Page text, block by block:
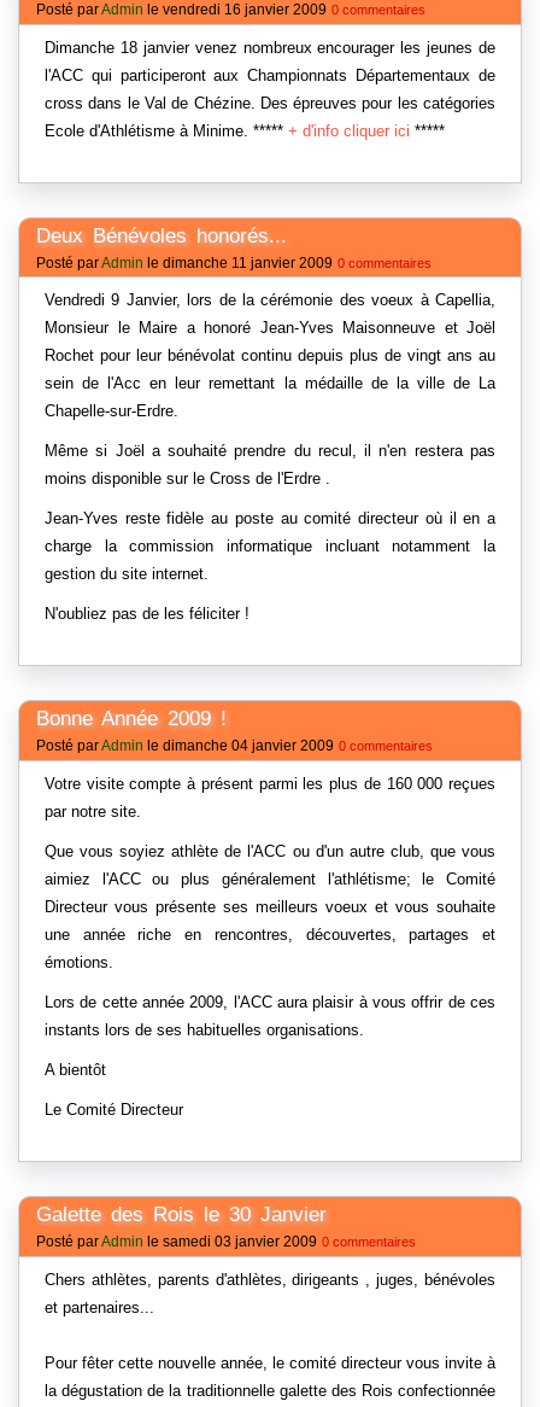
Posté parAdmin le vendredi 16 janvier 2009 0 commentaires
Dimanche 18 janvier venez nombreux encourager les jeunes de
l'ACC qui participeront aux Championnats Départementaux de
cross dans le Val de Chézine. Des épreuves pour les catégories
Ecole d'Athlétisme à Minime. ***** + d'info cliquer ici *****
Deux Bénévoles honorés...
Posté parAdmin le dimanche 11 janvier 2009 0 commentaires
Vendredi 9 Janvier, lors de la cérémonie des voeux à Capellia,
Monsieur le Maire a honoré Jean-Yves Maisonneuve et Joël
Rochet pour leur bénévolat continu depuis plus de vingt ans au
sein de l'Acc en leur remettant la médaille de la ville de La
Chapelle-sur-Erdre.
Même si Joël a souhaité prendre du recul, il n'en restera pas
moins disponible sur le Cross de l'Erdre .
Jean-Yves reste fidèle au poste au comité directeur où il en a
charge la commission informatique incluant notamment la
gestion du site internet.
N'oubliez pas de les féliciter !
Bonne Année 2009 !
Posté parAdmin le dimanche 04 janvier 2009 0 commentaires
Votre visite compte à présent parmi les plus de 160 000 reçues
par notre site.
Que vous soyiez athlète de l'ACC ou d'un autre club, que vous
aimiez l'ACC ou plus généralement l'athlétisme; le Comité
Directeur vous présente ses meilleurs voeux et vous souhaite
une année riche en rencontres, découvertes, partages et
émotions.
Lors de cette année 2009, l'ACC aura plaisir à vous offrir de ces
instants lors de ses habituelles organisations.
A bientôt
Le Comité Directeur
Galette des Rois le 30 Janvier
Posté parAdmin le samedi 03 janvier 2009 0 commentaires
Chers athlètes, parents d'athlètes, dirigeants , juges, bénévoles
et partenaires...
Pour fêter cette nouvelle année, le comité directeur vous invite à
la dégustation de la traditionnelle galette des Rois confectionnée